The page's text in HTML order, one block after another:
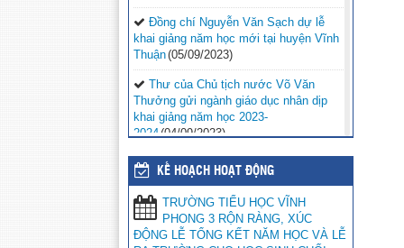
Đồng chí Nguyễn Văn Sạch dự lễ
khai giảng năm học mới tại huyện Vĩnh
Thuận(05/09/2023)
Thư của Chủ tịch nước Võ Văn
Thưởng gửi ngành giáo dục nhân dịp
khai giảng năm học 2023-
2024(04/09/2023)
Phối hợp với ngành giáo dục trên địa
bàn huyện Vĩnh Thuận trong công tác
thu hộ học phí(30/08/2023)
Vĩnh Thuận sẵn sàng cho năm học
mới 2023-2024 (30/08/2023)
KẾ HOẠCH HOẠT ĐỘNG
TRƯỜNG TIỂU HỌC VĨNH
PHONG 3 RỘN RÀNG, XÚC
ĐỘNG LỄ TỔNG KẾT NĂM HỌC VÀ LỄ